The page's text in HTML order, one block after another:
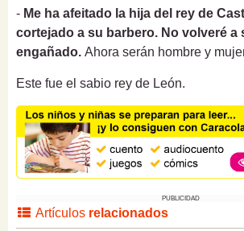
- Me ha afeitado la hija del rey de
cortejado a su barbero. No volveré a
engañado. Ahora serán hombre y
Este fue el sabio rey de León.
PUBLICIDAD
Artículos relacionados